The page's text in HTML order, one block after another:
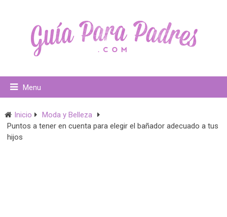
Menu
Inicio
Moda y Belleza
Puntos a tener en cuenta para elegir el bañador adecuado a tus
hijos